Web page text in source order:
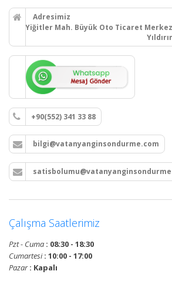
Adresimiz
Yiğitler Mah. Büyük Oto Ticaret Merkezi
Yıldırım /
+90(552) 341 33 88
bilgi@vatanyanginsondurme.com
Çalışma Saatlerimiz
Pzt - Cuma : 08:30 - 18:30
Cumartesi: 10:00 - 17:00
Pazar: Kapalı